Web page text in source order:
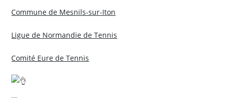
Commune de Mesnils-sur-Iton
Ligue de Normandie de Tennis
Comité Eure de Tennis